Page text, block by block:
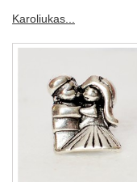
Karoliukas...